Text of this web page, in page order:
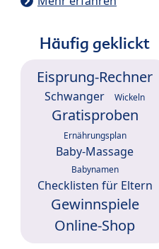
Häufig geklickt
Eisprung-Rechner
Schwanger Wickeln
Gratisproben
Ernährungsplan
Baby-Massage
Babynamen
Checklisten für Eltern
Gewinnspiele
Online-Shop